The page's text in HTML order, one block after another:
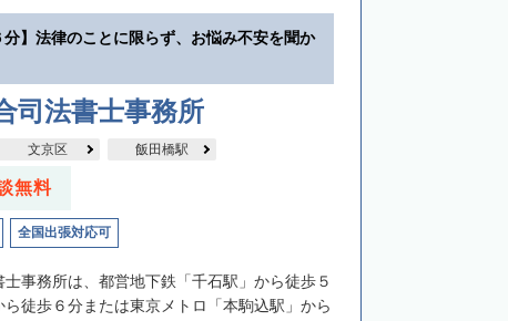
分】法律のことに限らず、お悩み不安を聞か
司法書士事務所
文京区 飯田橋駅
無料
全国出張対応可
事務所は、都営地下鉄「千石駅」から徒歩５
徒歩６分または東京メトロ「本駒込駅」から